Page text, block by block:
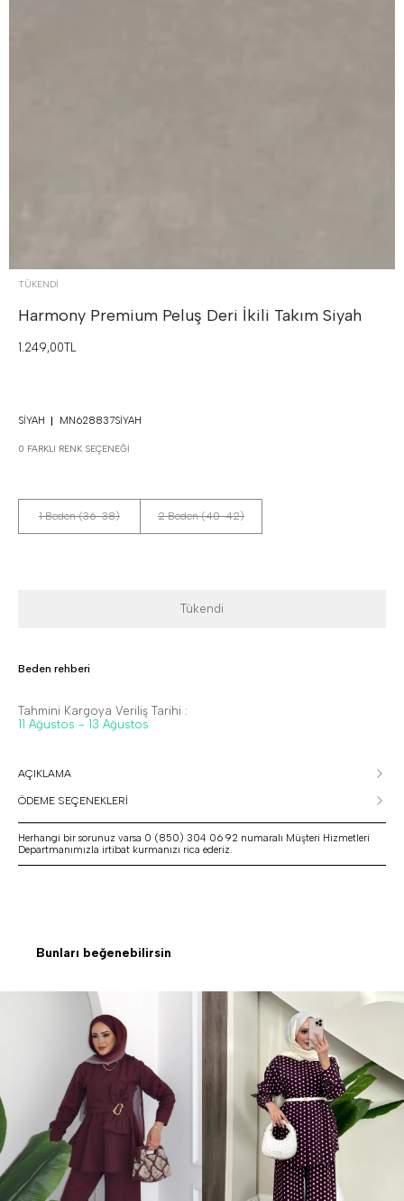
TÜKENDI
Harmony Premium Peluş Deri İkili Takım Siyah
1.249,00TL
SIYAH MN628837SIYAH
0 FARKLI RENK SEÇENEĞI
1 Beden (36-38) 2 Beden (40-42)
Tükendi
Beden rehberi
Tahmini Kargoya Veriliş Tarihi :
11 Ağustos - 13 Ağustos
AÇIKLAMA
ÖDEME SEÇENEKLERİ
Herhangi bir sorunuz varsa 0 (850) 304 06 92 numaralı Müşteri Hizmetleri
Departmanımızla irtibat kurmanızı rica ederiz.
Bunları beğenebilirsin